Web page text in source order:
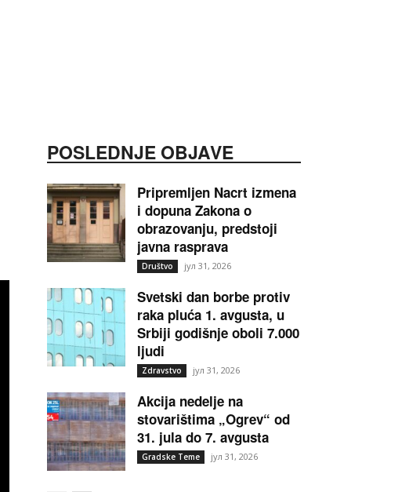
POSLEDNJE OBJAVE
Pripremljen Nacrt izmena
i dopuna Zakona o
obrazovanju, predstoji
javna rasprava
Društvo јул 31, 2026
Svetski dan borbe protiv
raka pluća 1. avgusta, u
Srbiji godišnje oboli 7.000
ljudi
Zdravstvo јул 31, 2026
Akcija nedelje na
stovarištima „Ogrev“ od
31. jula do 7. avgusta
Gradske Teme јул 31, 2026